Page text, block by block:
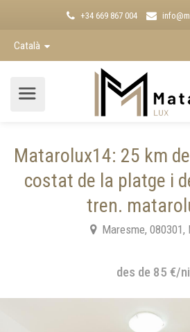
+34 669 867 004
Català
Matarolux14: 25 km
costat de la platge i
tren.
Maresme, 080301,
des de 85 €/